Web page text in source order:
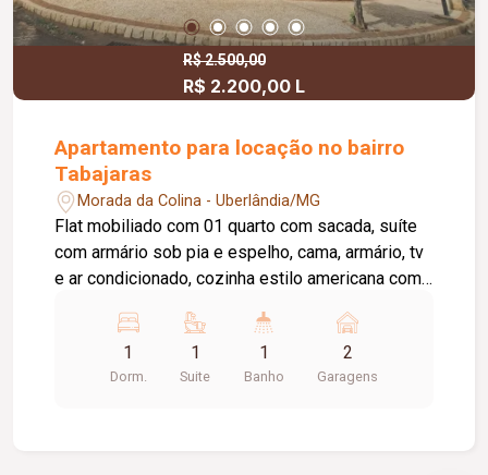
R$ 2.500,00
R$ 2.200,00 L
Apartamento para locação no bairro
Tabajaras
Morada da Colina - Uberlândia/MG
Flat mobiliado com 01 quarto com sacada, suíte
com armário sob pia e espelho, cama, armário, tv
e ar condicionado, cozinha estilo americana com
conjugada com área de serviço, 02 vaga de
garagem, cond. com portaria 24hs, piscina,
espaço gourmet com churrasqueira, academia,
1
Dorm.
1
Suite
1
Banho
2
Garagens